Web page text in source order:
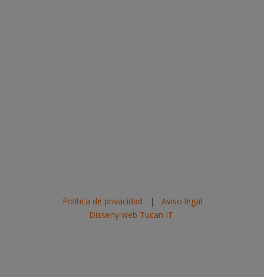
Política de privacidad | Aviso legal
Disseny web Tucan IT